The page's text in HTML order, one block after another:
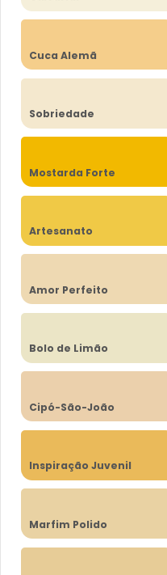
Cuca Alemã
Sobriedade
Mostarda Forte
Artesanato
Amor Perfeito
Bolo de Limão
Cipó-São-João
Inspiração Juvenil
Marfim Polido